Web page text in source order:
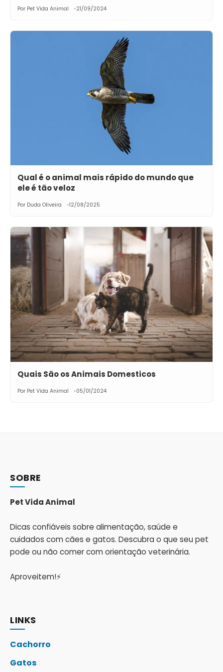
Por Pet Vida Animal 21/09/2024
Qual é o animal mais rápido do mundo que
ele é tão veloz
Por Duda Oliveira 12/08/2025
Quais São os Animais Domesticos
Por Pet Vida Animal 05/01/2024
SOBRE
Pet Vida Animal
Dicas confiáveis sobre alimentação, saúde e
cuidados com cães e gatos. Descubra o que seu pet
pode ou não comer com orientação veterinária.
Aproveitem!⚡
LINKS
Cachorro
Gatos